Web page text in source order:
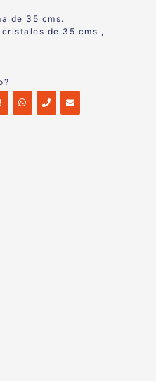
de 35 cms.
de 35 cms ,